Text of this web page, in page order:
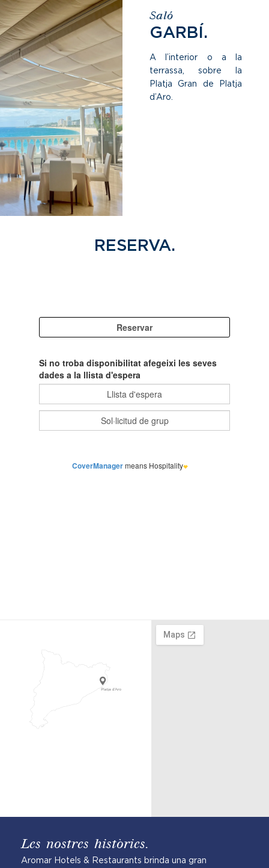
Saló
GARBÍ.
A l’interior o a la
terrassa, sobre la
Platja Gran de Platja
d’Aro.
RESERVA.
Les nostres històries.
Aromar Hotels & Restaurants brinda una gran